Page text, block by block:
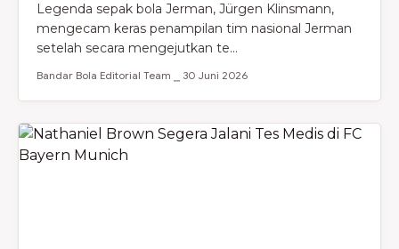
Legenda sepak bola Jerman, Jürgen Klinsmann,
mengecam keras penampilan tim nasional Jerman
setelah secara mengejutkan te...
Bandar Bola Editorial Team ⎯ 30 Juni 2026